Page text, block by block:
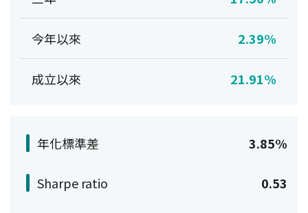
今年以來 2.39%
成立以來 21.91%
年化標準差 3.85%
Sharpe ratio 0.53